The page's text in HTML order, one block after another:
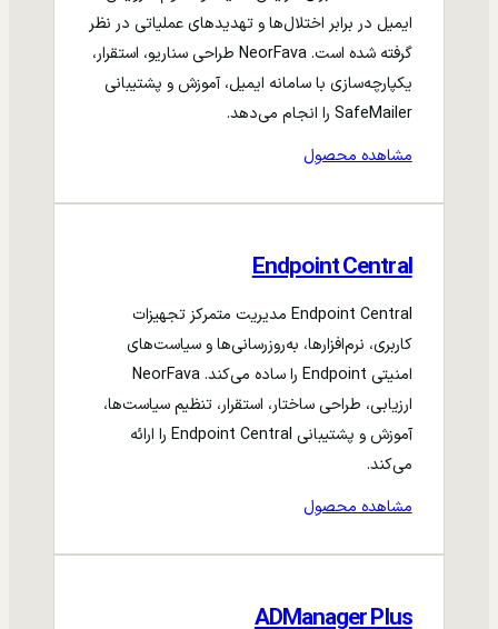
ایمیل در برابر اختلال‌ها و تهدیدهای عملیاتی در نظر
گرفته شده است. NeorFava طراحی سناریو، استقرار،
یکپارچه‌سازی با سامانه ایمیل، آموزش و پشتیبانی
SafeMailer را انجام می‌دهد.
مشاهده محصول
Endpoint Central
Endpoint Central مدیریت متمرکز تجهیزات
کاربری، نرم‌افزارها، به‌روزرسانی‌ها و سیاست‌های
امنیتی Endpoint را ساده می‌کند. NeorFava
ارزیابی، طراحی ساختار، استقرار، تنظیم سیاست‌ها،
آموزش و پشتیبانی Endpoint Central را ارائه
می‌کند.
مشاهده محصول
ADManager Plus